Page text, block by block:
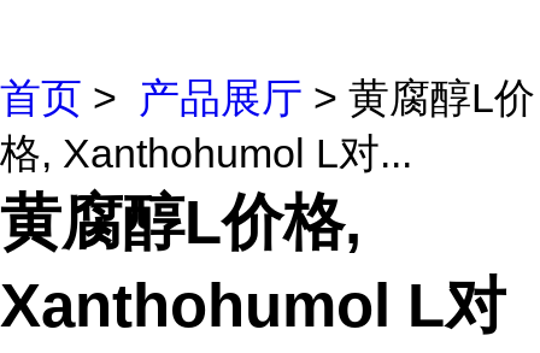
首页 > 产品展厅 > 黄腐醇L价
格, Xanthohumol L对...
黄腐醇L价格,
Xanthohumol L对